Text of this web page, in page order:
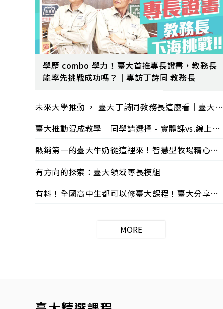
學歷 combo 學力！臺大首推專長證書，教務長
能率先挑戰成功嗎？｜專訪丁詩同 教務長
未來大學推動 ， 臺大丁詩同教務長這麼看｜臺大未來大學高峰會04/12 |【嗨教育：高教發展】
臺大推動混成教學｜同學請選擇 - 實體課vs.線上課｜丁詩同教務長專訪 04/11【嗨教育：高教發展】
熱銷第一的臺大牛奶從這裡來！智慧型牧場精心照料｜直擊天龍牛牛的一日生活：臺大乳牛場【嗨教育：臺大特色】
有方向的探索：臺大領域專長模組
有料！全國高中生都可以修臺大課程！臺大分享線上課程，促進學習資源共享，協助自我探索 | 臺大線上課程推廣計畫
MORE